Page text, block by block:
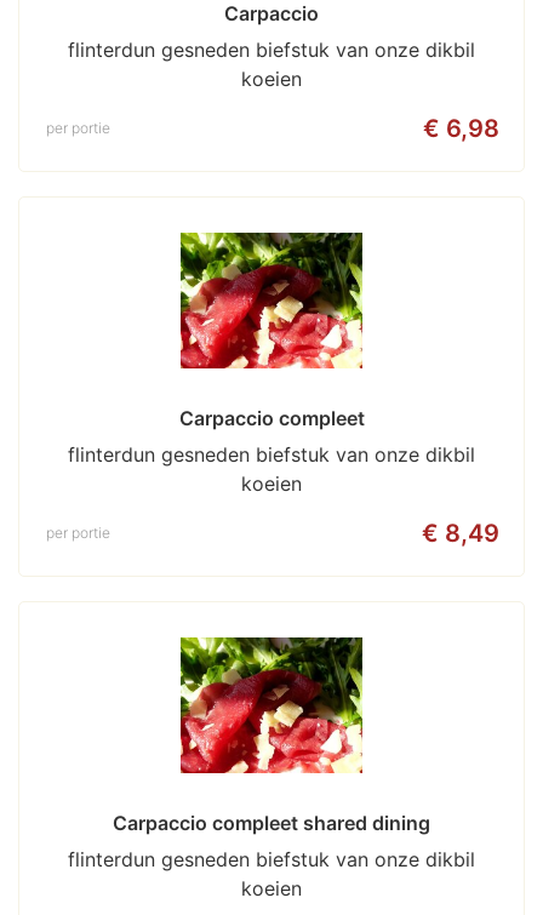
Carpaccio
flinterdun gesneden biefstuk van onze dikbil
koeien
€ 6,98
per portie
Carpaccio compleet
flinterdun gesneden biefstuk van onze dikbil
koeien
€ 8,49
per portie
Carpaccio compleet shared dining
flinterdun gesneden biefstuk van onze dikbil
koeien